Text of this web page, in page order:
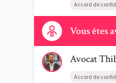
Accord de
Vous êtes
Contactez-nous
Voir le profil de
Avocat
Accord de